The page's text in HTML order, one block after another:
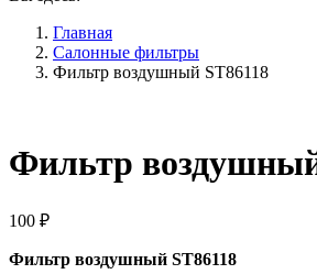
Главная
Салонные фильтры
Фильтр воздушный ST86118
Фильтр
100 ₽
Фильтр воздушный ST86118